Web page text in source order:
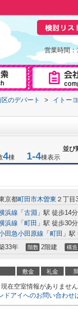
営業時間：
のデパート > イトー
並び
4棟 1-4棟表示
京都町田市木曽東 ２丁目
浜線 「 古淵 」駅 徒歩14分
浜線 「 町田 」駅 徒歩30分
田急小田原線 「 町田 」
33年 階数 2階建 構造
敷金 礼金
現在空室情報がありません
ドアイへのお問い合わせ